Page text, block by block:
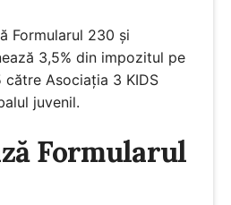
Formularul 230 și
3,5% din impozitul pe
Asociația 3 KIDS
juvenil.
Formularul